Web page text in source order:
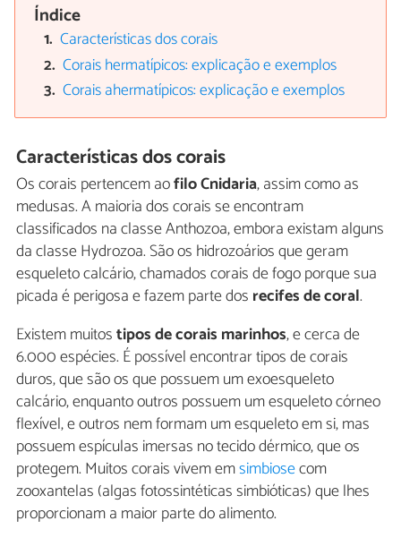
Índice
Características dos corais
Corais hermatípicos: explicação e exemplos
Corais ahermatípicos: explicação e exemplos
Características dos corais
Os corais pertencem aofilo Cnidaria, assim como as
medusas. A maioria dos corais se encontram
classificados na classe Anthozoa, embora existam alguns
da classe Hydrozoa. São os hidrozoários que geram
esqueleto calcário, chamados corais de fogo porque sua
picada é perigosa e fazem parte dos recifes de coral.
Existem muitostipos de corais marinhos, e cerca de
6.000 espécies. É possível encontrar tipos de corais
duros, que são os que possuem um exoesqueleto
calcário, enquanto outros possuem um esqueleto córneo
flexível, e outros nem formam um esqueleto em si, mas
possuem espículas imersas no tecido dérmico, que os
protegem. Muitos corais vivem emsimbiosecom
zooxantelas (algas fotossintéticas simbióticas) que lhes
proporcionam a maior parte do alimento.